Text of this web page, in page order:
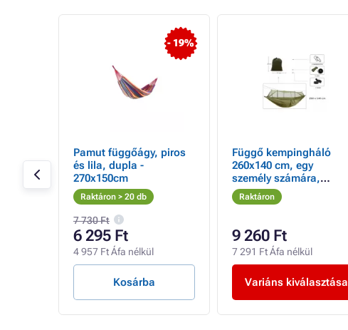
- 19%
Pamut függőágy, piros
és lila, dupla -
270x150cm
Raktáron > 20 db
7 730 Ft
6 295 Ft
4 957 Ft Áfa nélkül
Kosárba
Függő kempingháló
260x140 cm, egy
személy számára,
terhelhetőség 190 kg-ig
Raktáron
9 260 Ft
7 291 Ft Áfa nélkül
Variáns kiválasztása